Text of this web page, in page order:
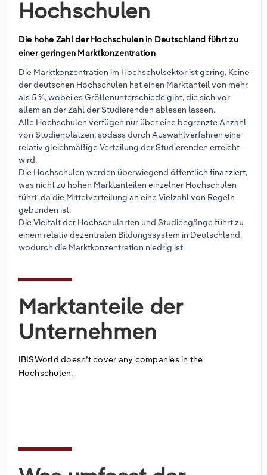
Hochschulen
Die hohe Zahl der Hochschulen in Deutschland führt zu
einer geringen Marktkonzentration
Die Marktkonzentration im Hochschulsektor ist gering. Keine
der deutschen Hochschulen hat einen Marktanteil von mehr
als 5 %, wobei es Größenunterschiede gibt, die sich vor
allem an der Zahl der Studierenden ablesen lassen.
Alle Hochschulen verfügen nur über eine begrenzte Anzahl
von Studienplätzen, sodass durch Auswahlverfahren eine
relativ gleichmäßige Verteilung der Studierenden erreicht
wird.
Die Hochschulen werden überwiegend öffentlich finanziert,
was nicht zu hohen Marktanteilen einzelner Hochschulen
führt, da die Mittelverteilung an eine Vielzahl von Regeln
gebunden ist.
Die Vielfalt der Hochschularten und Studiengänge führt zu
einem relativ dezentralen Bildungssystem in Deutschland,
wodurch die Marktkonzentration niedrig ist.
Marktanteile der
Unternehmen
IBISWorld doesn’t cover any companies in the
Hochschulen.